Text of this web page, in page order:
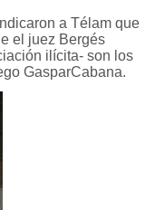
a Télam que
el juez Bergés
ilícita- son los
GasparCabana.